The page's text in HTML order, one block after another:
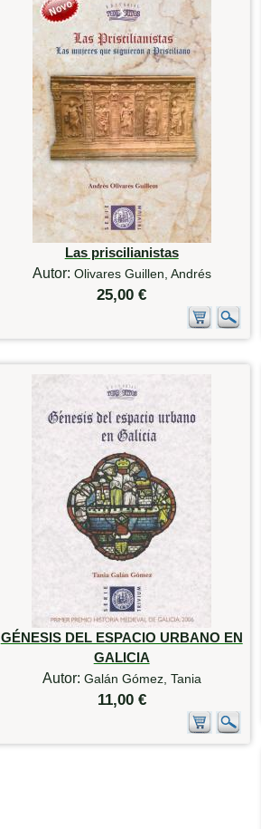
Las priscilianistas
Autor: Olivares Guillen, Andrés
25,00 €
GÉNESIS DEL ESPACIO URBANO EN
GALICIA
Autor: Galán Gómez, Tania
11,00 €